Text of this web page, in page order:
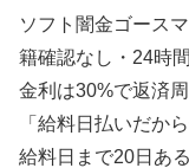
ソフト闇金ゴース
籍確認なし・24時
金利は30%で返済
「給料日払いだか
給料日まで20日あ